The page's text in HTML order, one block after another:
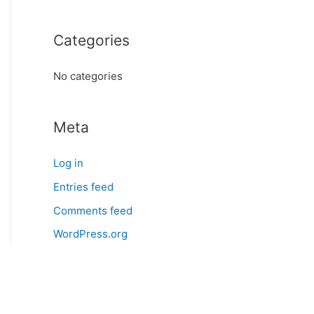
rCategories
No categories
Meta
Log in
Entries feed
Comments feed
WordPress.org